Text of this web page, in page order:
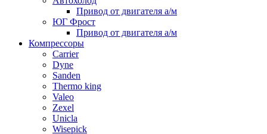
Привод от двигателя а/м
ЮГ Фрост
Привод от двигателя а/м
Компрессоры
Carrier
Dyne
Sanden
Thermo king
Valeo
Zexel
Unicla
Wisepick